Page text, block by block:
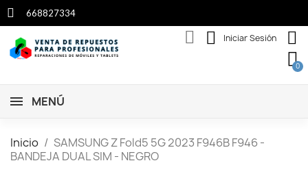
668827334
Iniciar Sesión
MENÚ
Inicio
SAMSUNG Z Fold5 5G 2023 F946B F946 -
BANDEJA DUAL SIM - NEGRO